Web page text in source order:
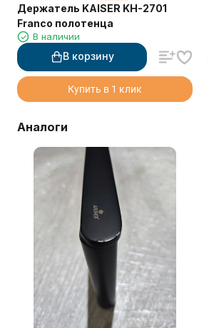
Держатель KAISER KH-2701
Franco полотенца
В наличии
В корзину
Купить в 1 клик
Аналоги